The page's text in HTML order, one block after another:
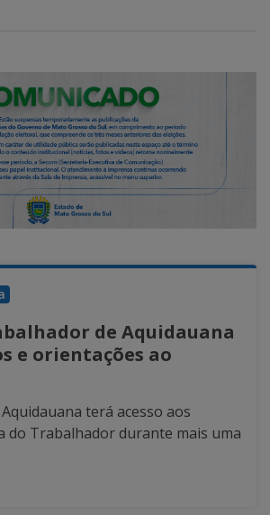
de Aquidauana
e orientações ao
terá acesso aos
do Trabalhador durante mais uma